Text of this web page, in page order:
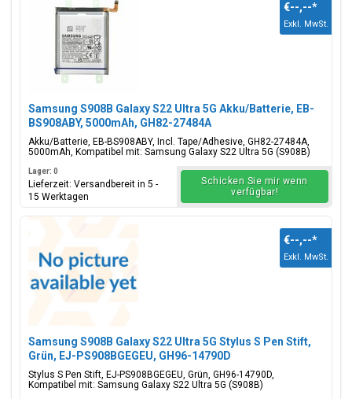
Samsung S908B Galaxy S22 Ultra 5G Akku/Batterie, EB-
BS908ABY, 5000mAh, GH82-27484A
Akku/Batterie, EB-BS908ABY, Incl. Tape/Adhesive, GH82-27484A,
5000mAh, Kompatibel mit: Samsung Galaxy S22 Ultra 5G (S908B)
€--,--*
Exkl. MwSt.
Lager: 0
Lieferzeit: Versandbereit in 5 -
15 Werktagen
Schicken Sie mir wenn
verfügbar!
Samsung S908B Galaxy S22 Ultra 5G Stylus S Pen Stift,
Grün, EJ-PS908BGEGEU, GH96-14790D
Stylus S Pen Stift, EJ-PS908BGEGEU, Grün, GH96-14790D,
Kompatibel mit: Samsung Galaxy S22 Ultra 5G (S908B)
€--,--*
Exkl. MwSt.